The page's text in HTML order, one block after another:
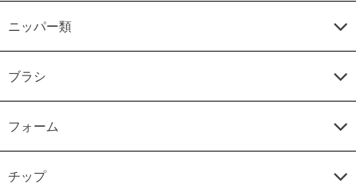
ニッパー類
ブラシ
フォーム
チップ